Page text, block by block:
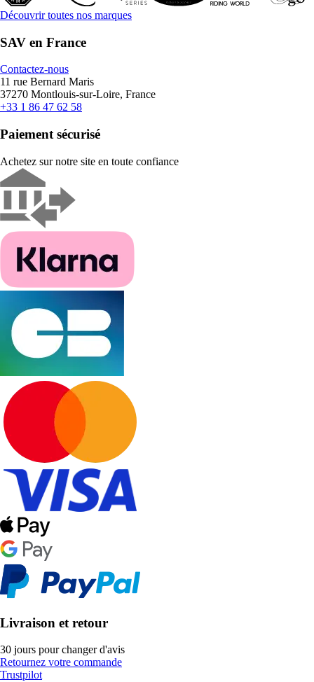
Découvrir toutes nos marques
SAV en France
Contactez-nous
11 rue Bernard Maris
37270 Montlouis-sur-Loire, France
+33 1 86 47 62 58
Paiement sécurisé
Achetez sur notre site en toute confiance
Livraison et retour
30 jours pour changer d'avis
Retournez votre commande
Trustpilot